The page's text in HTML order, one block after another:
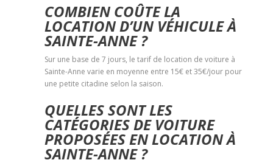
COMBIEN COÛTE LA
LOCATION D’UN VÉHICULE À
SAINTE-ANNE ?
Sur une base de 7 jours, le tarif de location de voiture à
Sainte-Anne varie en moyenne entre 15€ et 35€/jour pour
une petite citadine selon la saison.
QUELLES SONT LES
CATÉGORIES DE VOITURE
PROPOSÉES EN LOCATION À
SAINTE-ANNE ?